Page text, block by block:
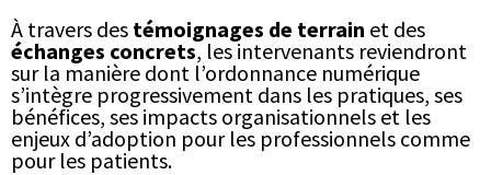
À travers des témoignages de terrain et des
échanges concrets, les intervenants reviendront
sur la manière dont l’ordonnance numérique
s’intègre progressivement dans les pratiques, ses
bénéfices, ses impacts organisationnels et les
enjeux d’adoption pour les professionnels comme
pour les patients.